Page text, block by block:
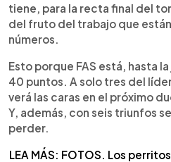
tiene, para la recta final del
del fruto del trabajo que
números.
Esto porque FAS está, hasta
40 puntos. A solo tres del
verá las caras en el próximo
Y, además, con seis triunfos
perder.
LEA MÁS: FOTOS. Los